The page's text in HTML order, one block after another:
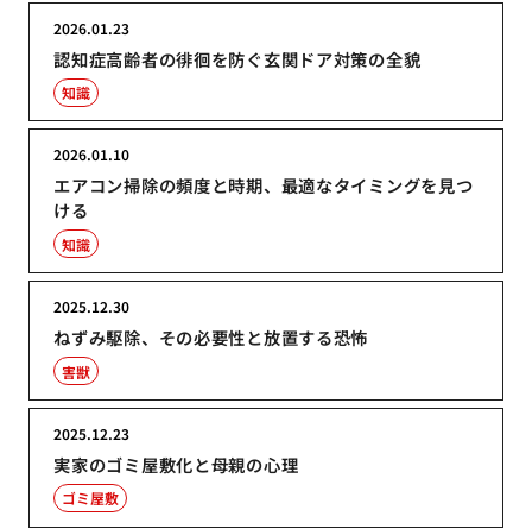
認知症高齢者の徘徊を防ぐ玄関ドア対策の全貌
2026.01.23
知識
エアコン掃除の頻度と時期、最適なタイミングを見つ
ける
2026.01.10
知識
ねずみ駆除、その必要性と放置する恐怖
2025.12.30
害獣
実家のゴミ屋敷化と母親の心理
2025.12.23
ゴミ屋敷